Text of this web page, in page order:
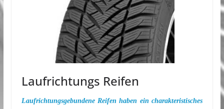
Laufrichtungs Reifen
Laufrichtungsgebundene Reifen haben ein charakteristisches